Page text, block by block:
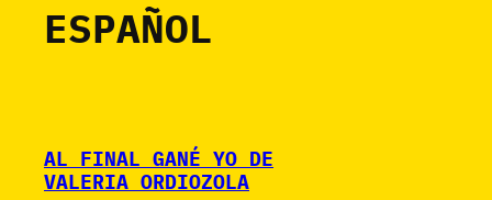
ESPAÑOL
AL FINAL GANÉ YO DE
VALERIA ORDIOZOLA